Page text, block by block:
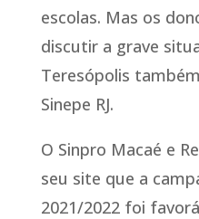
escolas. Mas os
discutir a grave
Teresópolis
Sinepe RJ.
O Sinpro Macaé e
seu site que a
2021/2022 foi